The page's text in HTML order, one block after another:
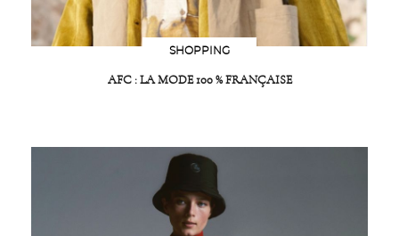
SHOPPING
AFC : LA MODE 100 % FRANÇAISE